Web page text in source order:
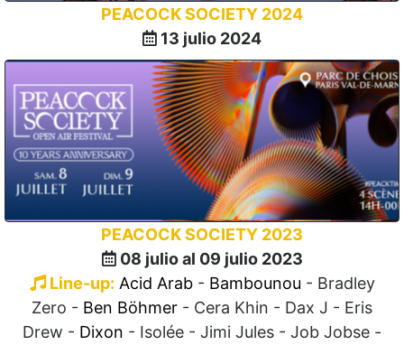
PEACOCK SOCIETY 2024
13 julio 2024
PEACOCK SOCIETY 2023
08 julio al 09 julio 2023
Line-up: Acid Arab- Bambounou - Bradley
Zero - Ben Böhmer - Cera Khin - Dax J - Eris
Drew - Dixon - Isolée - Jimi Jules - Job Jobse -